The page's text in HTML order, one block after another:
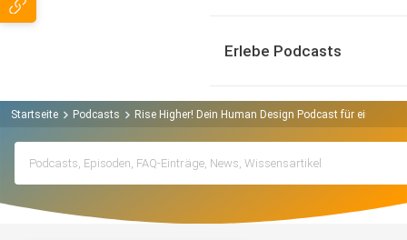
Erlebe Podcasts
Startseite Podcasts Rise Higher! Dein Human Design Podcast für eine